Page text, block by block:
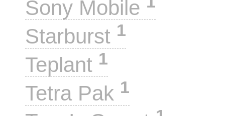
Sony Mobile
Starburst 1
Teplant 1
Tetra Pak 1